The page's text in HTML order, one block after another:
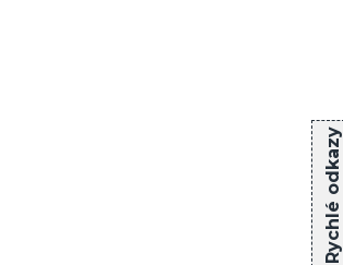
Rychlé odkazy